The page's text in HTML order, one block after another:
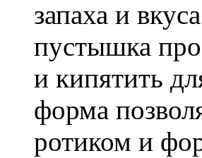
запаха и
пустышка
и кипятить
форма
ротиком и